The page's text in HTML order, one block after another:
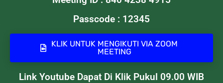
Passcode : 12345
KLIK UNTUK MENGIKUTI VIA ZOOM
MEETING
Link Youtube Dapat Di Klik Pukul 09.00 WIB